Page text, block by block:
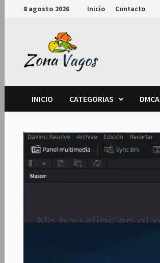
Saltar8 agosto 2026 Inicio Contacto
INICIO CATEGORIAS DMCA